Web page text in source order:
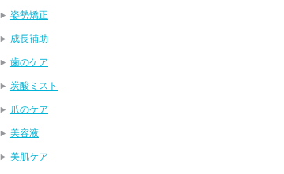
姿勢矯正
成長補助
歯のケア
炭酸ミスト
爪のケア
美容液
美肌ケア